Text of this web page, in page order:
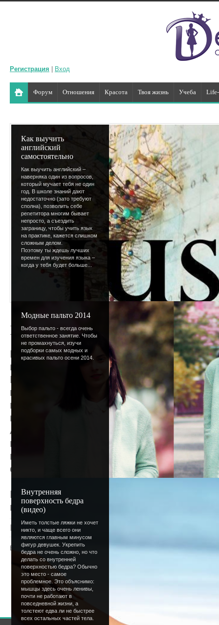
Регистрация Вход
Форум Отношения Красота Твоя жизнь Учеба
Как выучить
английский
самостоятельно
Как выучить английский –
наверняка один из вопросов,
который мучает тебя не один
год. В школе знаний дают
недостаточно (зато требуют
сполна), позволить себе
репетитора многим бывает
непросто, а съездить
заграницу, чтобы учить язык
на практике, кажется слишком
сложным делом.
Поэтому ты ждешь лучших
времен для изучения языка –
когда у тебя будет больше...
Модные пальто 2014
Выбор пальто - всегда очень
ответственное занятие. Чтобы
не промахнуться, изучи
подборки самых модных и
красивых пальто осени 2014.
Внутренняя
поверхность бедра
(видео)
Иметь толстые ляжки не хочет
никто, и чаще всего они
являются главным минусом
фигур девушек. Укрепить
бедра не очень сложно, но что
делать со внутренней
поверхностью бедра? Обычно
это место - самое
проблемное. Это объяснимо:
мышцы здесь очень ленивы,
почти не работают в
повседневной жизни, а
толстеют едва ли не быстрее
всех остальных частей тела.
Безумное опоздание
Вот уже и середина декабря, а сайт не
приближения Нового года...
Все дело снова... в дизайне. На данный
на тестовом сайте, статьи о встрече
в сроки явно не укладываемся.:(
не сомневаться.
А к вам такой вопрос - что бы больше
новом году? Стать ответственнее, найти
кататься на скейте или перестать,
свои стремления и планы - в
P.S. Да, мы в первую очередь будем
главные проблемы как раз с ними;)
Просмотров: 1345 |
Всего комментариев:0
Добавлять комментарии могут